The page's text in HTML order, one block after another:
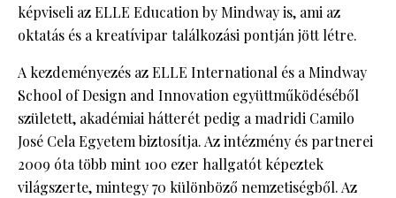
képviseli az ELLE Education by Mindway is, ami az
oktatás és a kreatívipar találkozási pontján jött létre.
A kezdeményezés az ELLE International és a Mindway
School of Design and Innovation együttműködéséből
született, akadémiai hátterét pedig a madridi Camilo
José Cela Egyetem biztosítja. Az intézmény és partnerei
2009 óta több mint 100 ezer hallgatót képeztek
világszerte, mintegy 70 különböző nemzetiségből. Az